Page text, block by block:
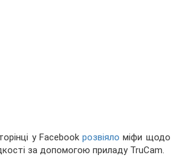
у Facebookрозвіяло міфи щодо
за допомогою приладу TruCam.